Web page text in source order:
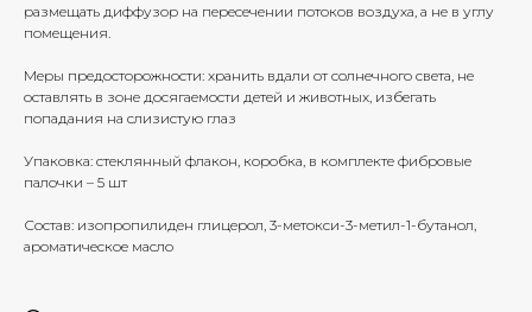
размещать диффузор на пересечении потоков воздуха, а не в углу
помещения.
Меры предосторожности: хранить вдали от солнечного света, не
оставлять в зоне досягаемости детей и животных, избегать
попадания на слизистую глаз
Упаковка: стеклянный флакон, коробка, в комплекте фибровые
палочки – 5 шт
Состав: изопропилиден глицерол, 3-метокси-3-метил-1-бутанол,
ароматическое масло